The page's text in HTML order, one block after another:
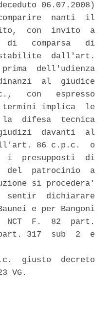
06.07.2008)
nanti  il
con  invito  a
comparsa   di
stabilite  dall'art.
dell'udienza
al  giudice
con   espresso
termini implica  le
la  difesa  tecnica
davanti  al
86 c.p.c.  o
i  presupposti  di
del  patrocinio  a
si procedera'
sentir  dichiarare
e per Bangoni
NCT  F.  82  part.
317  sub  2  e
giusto  decreto
VG.